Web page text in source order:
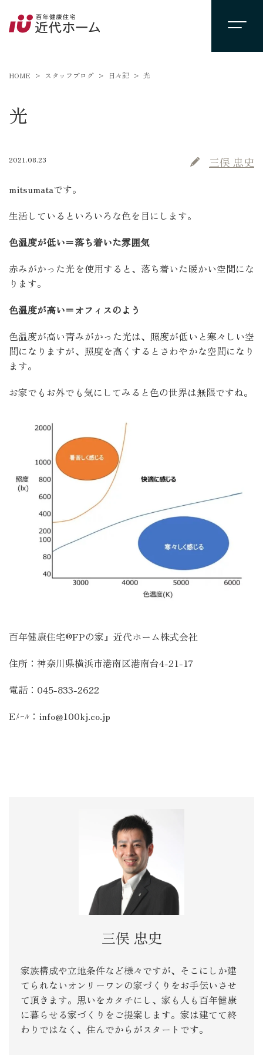
HOME スタッフブログ 日々記 光
光
2021.08.23 三俣 忠史
mitsumataです。
生活しているといろいろな色を目にします。
色温度が低い＝落ち着いた雰囲気
赤みがかった光を使用すると、落ち着いた暖かい空間にな
ります。
色温度が高い＝オフィスのよう
色温度が高い青みがかった光は、照度が低いと寒々しい空
間になりますが、照度を高くするとさわやかな空間になり
ます。
お家でもお外でも気にしてみると色の世界は無限ですね。
百年健康住宅®FPの家』近代ホーム株式会社
住所：神奈川県横浜市港南区港南台4-21-17
電話：045-833-2622
Eﾒｰﾙ：info@100kj.co.jp
三俣 忠史
家族構成や立地条件など様々ですが、そこにしか建
てられないオンリーワンの家づくりをお手伝いさせ
て頂きます。思いをカタチにし、家も人も百年健康
に暮らせる家づくりをご提案します。家は建てて終
わりではなく、住んでからがスタートです。